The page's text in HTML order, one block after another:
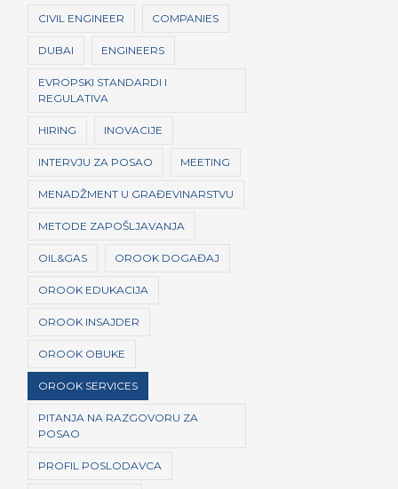
CIVIL ENGINEER COMPANIES
DUBAI ENGINEERS
EVROPSKI STANDARDI I
REGULATIVA
HIRING INOVACIJE
INTERVJU ZA POSAO MEETING
MENADŽMENT U GRAĐEVINARSTVU
METODE ZAPOŠLJAVANJA
OIL&GAS OROOK DOGAĐAJ
OROOK EDUKACIJA
OROOK INSAJDER
OROOK OBUKE
OROOK SERVICES
PITANJA NA RAZGOVORU ZA
POSAO
PROFIL POSLODAVCA